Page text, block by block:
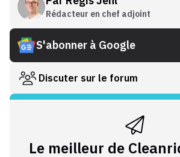
Rédacteur en chef adjoint
S'abonner à Google
Discuter sur le forum
Le meilleur de